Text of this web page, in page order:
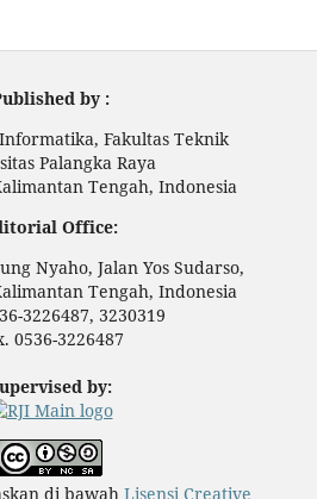
by :
Fakultas Teknik
Palangka Raya
Tengah, Indonesia
Office:
Nyaho, Jalan Yos Sudarso,
Tengah, Indonesia
3226487, 3230319
0536-3226487
by:
di bawah Lisensi Creative